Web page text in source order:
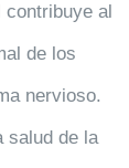
contribuye al
de los
nervioso.
salud de la